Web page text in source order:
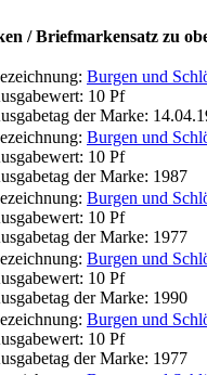
/ Briefmarkensatz zu
Burgen und
10 Pf
der Marke:
Burgen und
10 Pf
der Marke: 1987
Burgen und
10 Pf
der Marke: 1977
Burgen und
10 Pf
der Marke: 1990
Burgen und
10 Pf
der Marke: 1977